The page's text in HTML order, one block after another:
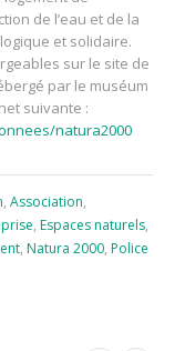
de l’eau et de la
et solidaire.
sur le site de
par le muséum
suivante :
natura2000
, Association,
, Espaces naturels,
, Natura 2000, Police